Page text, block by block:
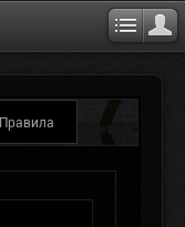
Правила